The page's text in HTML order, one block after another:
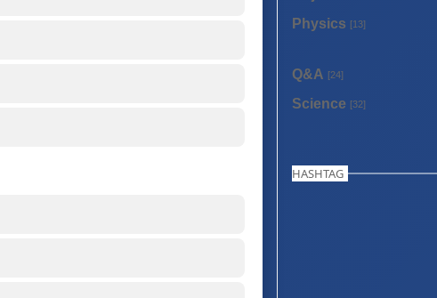
Physics [13]
Q&A [24]
Science [32]
HASHTAG